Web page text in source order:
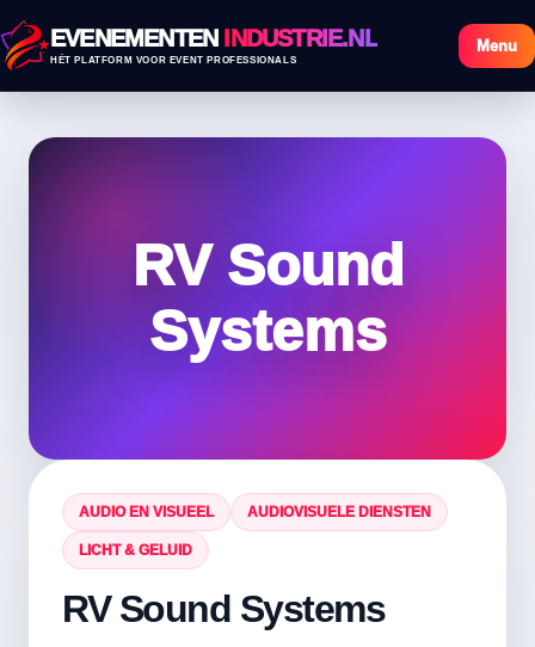
EVENEMENTEN INDUSTRIE.NL
HÉT PLATFORM VOOR EVENT PROFESSIONALS
Menu
RV Sound
Systems
AUDIO EN VISUEEL AUDIOVISUELE DIENSTEN
LICHT & GELUID
RV Sound Systems